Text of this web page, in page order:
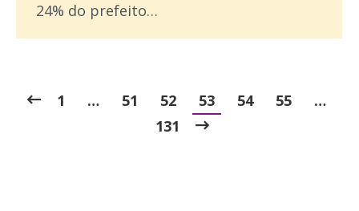
24% do prefeito…
1 … 51 52 53 54 55
…
131